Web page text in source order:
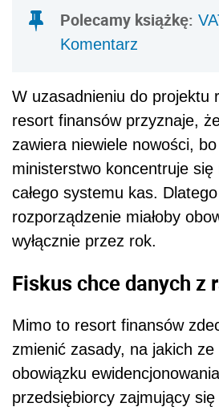
Polecamy książkę:
Komentarz
W uzasadnieniu do projektu
resort finansów przyznaje,
zawiera niewiele nowości,
ministerstwo koncentruje
całego systemu kas.
rozporządzenie miałoby
wyłącznie przez rok.
Fiskus chce danych z
Mimo to resort finansów
zmienić zasady, na jakich ze
obowiązku
przedsiębiorcy zajmujący